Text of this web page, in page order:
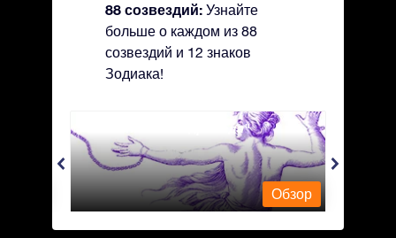
88 созвездий: Узнайте
больше о каждом из 88
созвездий и 12 знаков
Зодиака!
Andromeda - Андромеда
Обзор